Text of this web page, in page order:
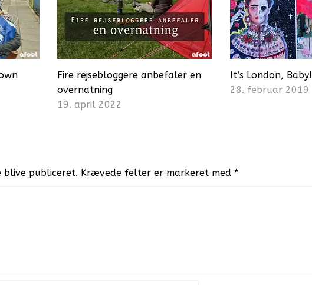
Fire rejsebloggere anbefaler en
overnatning
19. april 2022
It’s London, Baby!
28. februar 2019
blive publiceret. Krævede felter er markeret med *